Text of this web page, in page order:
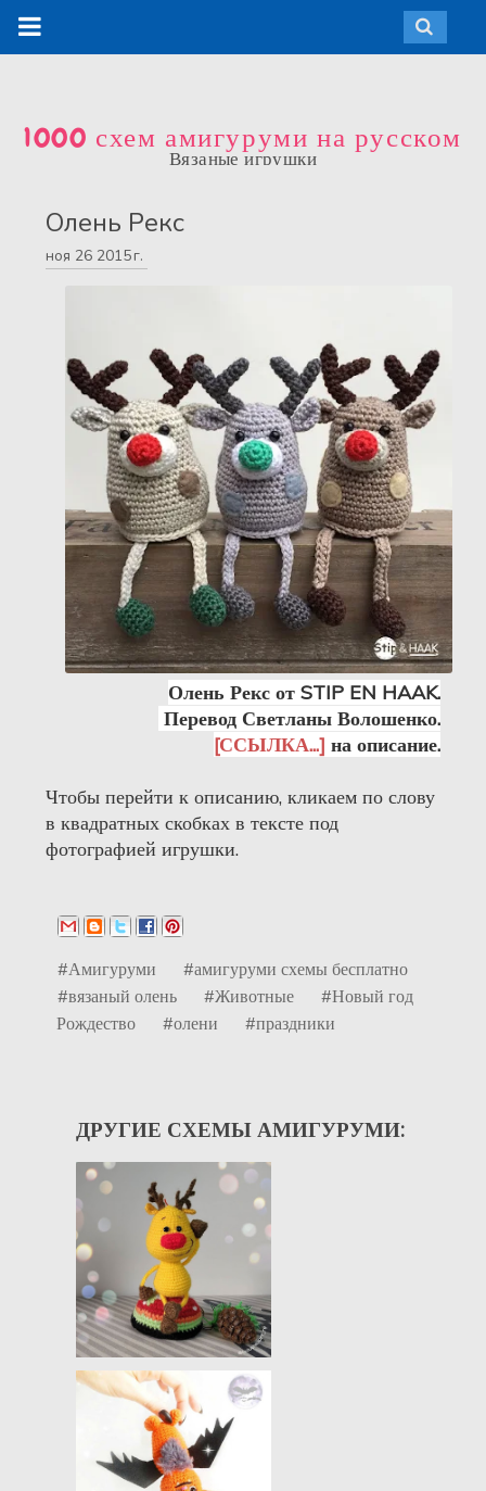
1000 схем амигуруми на русском
Вязаные игрушки
Олень Рекс
ноя 26 2015 г.
Олень Рекс от STIP EN HAAK.
Перевод Светланы Волошенко.
[ССЫЛКА...] на описание.
Чтобы перейти к описанию, кликаем по слову
в квадратных скобках в тексте под
фотографией игрушки.
#Амигуруми
#амигуруми схемы бесплатно
#вязаный олень
#Животные
#Новый год
Рождество
#олени #праздники
ДРУГИЕ СХЕМЫ АМИГУРУМИ: